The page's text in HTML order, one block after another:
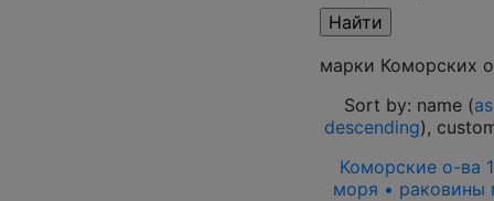
марки Коморских
Sort by: name (
descending),
Коморские о-ва
моря • раковины